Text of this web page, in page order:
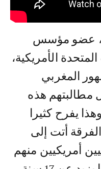
عضو مؤسس
الأمريكية،
المغربي
مطالبتهم هذه
يفرح كثيرا
أتت إلى
أمريكيين منهم